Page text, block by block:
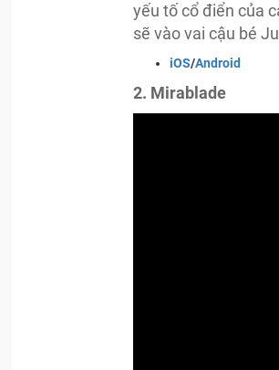
yếu tố cổ điển của
sẽ vào vai cậu bé
iOS/Android
2. Mirablade